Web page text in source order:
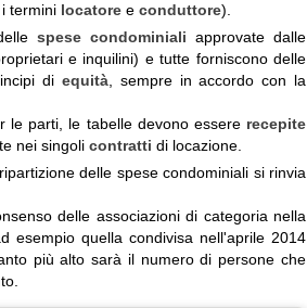
termini locatore e conduttore).
spese condominiali approvate dalle
e inquilini) e tutte forniscono delle
di equità, sempre in accordo con la
le parti, le tabelle devono essere recepite
nei singoli contratti di locazione.
delle spese condominiali si rinvia
delle associazioni di categoria nella
esempio quella condivisa nell'aprile 2014
più alto sarà il numero di persone che